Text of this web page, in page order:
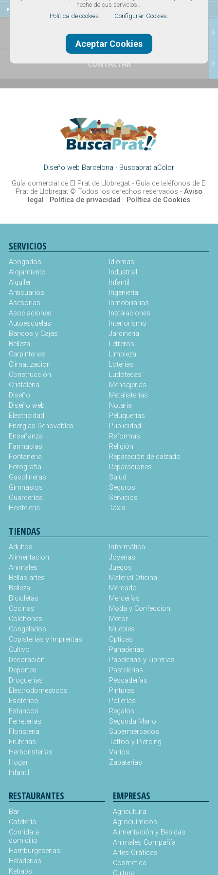
El Prat Digital
TRANSPORTES
CONTACTAR
Diseño web Barcelona · Buscaprat aColor
Guía comercial de El Prat de Llobregat - Guía de teléfonos de El
Prat de Llobregat © Todos los derechos reservados - Aviso
legal - Politica de privacidad - Política de Cookies
SERVICIOS
Abogados
Alojamiento
Alquiler
Anticuarios
Asesorias
Asociaciones
Autoescuelas
Bancos y Cajas
Belleza
Carpinterias
Climatización
Construcción
Cristaleria
Diseño
Diseño web
Electricidad
Energías Renovables
Enseñanza
Farmacias
Fontaneria
Fotografia
Gasolineras
Gimnasios
Guarderías
Hosteleria
Idiomas
Industrial
Infantil
Ingeniería
Inmobiliarias
Instalaciones
Interiorismo
Jardineria
Letreros
Limpieza
Loterias
Ludotecas
Mensajerias
Metalisterías
Notaría
Peluquerías
Publicidad
Reformas
Religión
Reparación de calzado
Reparaciones
Salud
Seguros
Servicios
Taxis
TIENDAS
Adultos
Alimentacion
Animales
Bellas artes
Belleza
Bicicletas
Cocinas
Colchones
Congelados
Copisterias y Imprentas
Cultivo
Decoración
Deportes
Droguerias
Electrodomesticos
Esotérico
Estancos
Ferreterias
Floristeria
Fruterias
Herboristerías
Hogar
Infantil
Informática
Joyerias
Juegos
Material Oficina
Mercado
Mercerías
Moda y Confeccion
Motor
Muebles
Opticas
Panaderias
Papelerias y Librerias
Pastelerias
Pescaderías
Pinturas
Pollerías
Regalos
Segunda Mano
Supermercados
Tattoo y Piercing
Varios
Zapaterias
RESTAURANTES
Bar
Cafetería
Comida a
domicilio
Hamburgeserias
Heladerias
Kebabs
EMPRESAS
Agricultura
Agroquímicos
Alimentación y Bebidas
Animales Compañía
Artes Gráficas
Cosmética
hecho de sus servicios..
Política de cookies.
Configurar Cookies.
Aceptar Cookies